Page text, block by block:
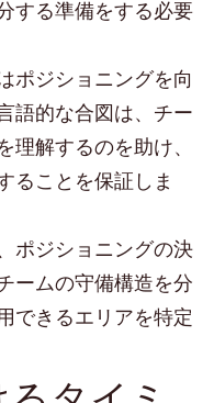
する準備をする必要
ポジショニングを向
語的な合図は、チー
理解するのを助け、
ることを保証しま
ポジショニングの決
ームの守備構造を分
できるエリアを特定